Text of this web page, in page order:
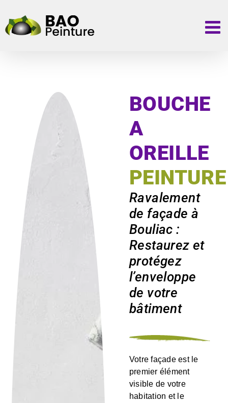
au
contenu
BOUCHE
A
OREILLE
PEINTURE
Ravalement
de façade à
Bouliac :
Restaurez et
protégez
l’enveloppe
de votre
bâtiment
Votre façade est le
premier élément
visible de votre
habitation et le